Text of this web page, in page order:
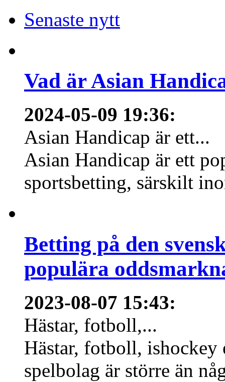
Senaste nytt
Vad är Asian
2024-05-09 19:36:
Asian Handicap är ett...
Asian Handicap är ett
sportsbetting, särskilt
Betting på den
populära
2023-08-07 15:43:
Hästar, fotboll,...
Hästar, fotboll,
spelbolag är större än